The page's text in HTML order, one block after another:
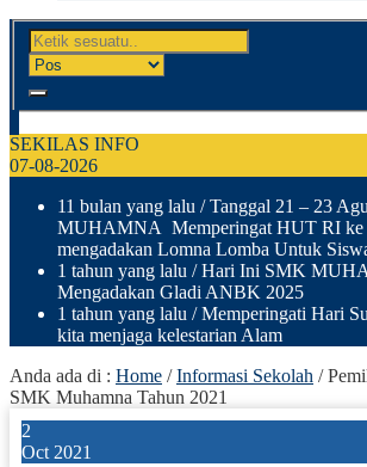
SEKILAS INFO
07-08-2026
11 bulan yang lalu / Tanggal 21 – 23
MUHAMNA Memperingat HUT RI ke
mengadakan Lomna Lomba Untuk
1 tahun yang lalu / Hari Ini SMK
Mengadakan Gladi ANBK 2025
1 tahun yang lalu / Memperingati Hari
kita menjaga kelestarian Alam
Anda ada di : Home /Informasi Sekolah /
SMK Muhamna Tahun 2021
2
Oct 2021